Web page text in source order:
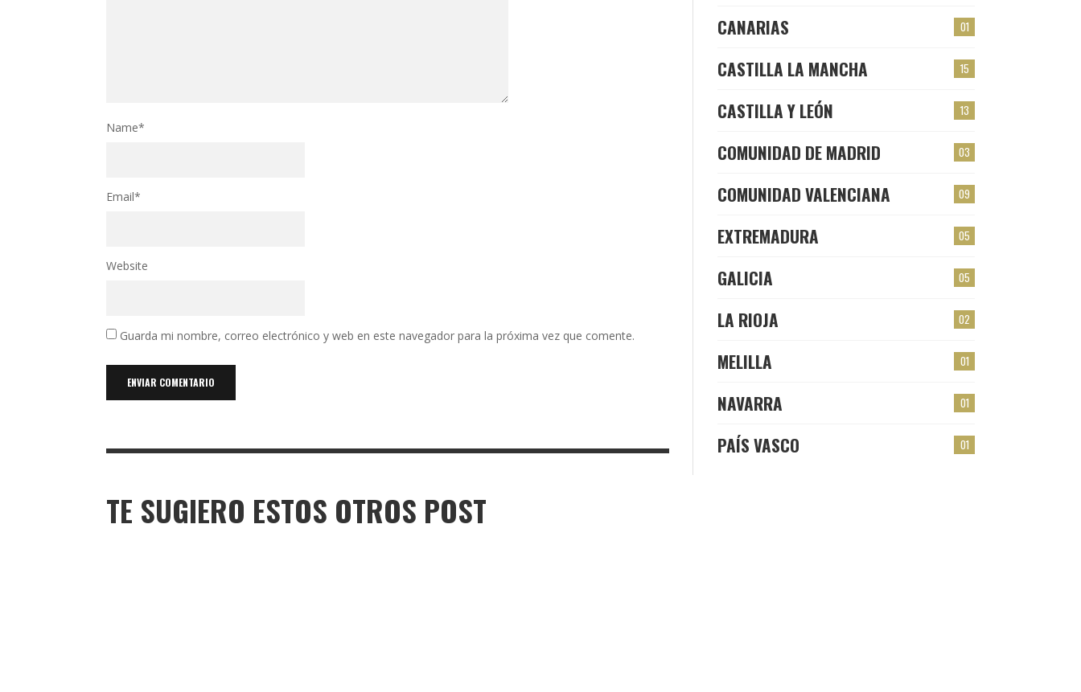
Name*
Email*
Website
Guarda mi nombre, correo electrónico y web en este navegador para la próxima vez que comente.
TE SUGIERO ESTOS OTROS POST
01
CANARIAS
15
CASTILLA LA MANCHA
13
CASTILLA Y LEÓN
03
COMUNIDAD DE MADRID
09
COMUNIDAD VALENCIANA
05
EXTREMADURA
05
GALICIA
02
LA RIOJA
01
MELILLA
01
NAVARRA
01
PAÍS VASCO